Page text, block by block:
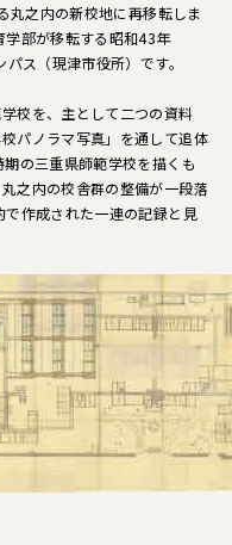
丸之内の新校地に再移転しま
学部が移転する昭和43年
ス（現津市役所）です。
校を、主として二つの資料
パノラマ写真」を通して追体
の三重県師範学校を描くも
之内の校舎群の整備が一段落
で作成された一連の記録と見